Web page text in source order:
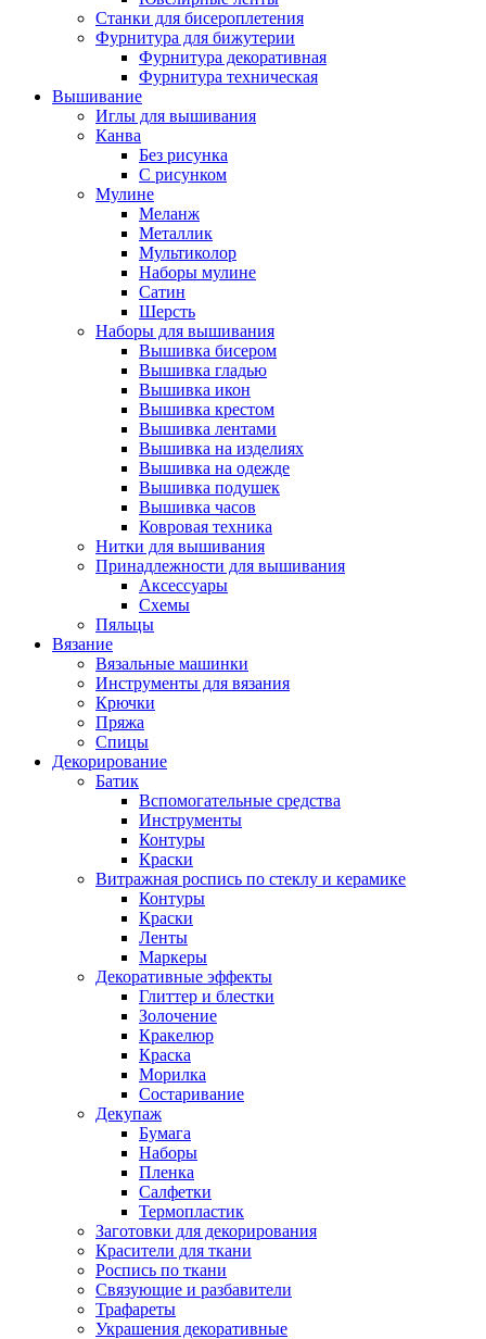
Станки для бисероплетения
Фурнитура для бижутерии
Фурнитура декоративная
Фурнитура техническая
Вышивание
Иглы для вышивания
Канва
Без рисунка
С рисунком
Мулине
Меланж
Металлик
Мультиколор
Наборы мулине
Сатин
Шерсть
Наборы для вышивания
Вышивка бисером
Вышивка гладью
Вышивка икон
Вышивка крестом
Вышивка лентами
Вышивка на изделиях
Вышивка на одежде
Вышивка подушек
Вышивка часов
Ковровая техника
Нитки для вышивания
Принадлежности для вышивания
Аксессуары
Схемы
Пяльцы
Вязание
Вязальные машинки
Инструменты для вязания
Крючки
Пряжа
Спицы
Декорирование
Батик
Вспомогательные средства
Инструменты
Контуры
Краски
Витражная роспись по стеклу и керамике
Контуры
Краски
Ленты
Маркеры
Декоративные эффекты
Глиттер и блестки
Золочение
Кракелюр
Краска
Морилка
Состаривание
Декупаж
Бумага
Наборы
Пленка
Салфетки
Термопластик
Заготовки для декорирования
Красители для ткани
Роспись по ткани
Связующие и разбавители
Трафареты
Украшения декоративные